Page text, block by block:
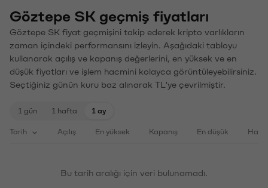
Göztepe SK geçmiş fiyatları
Göztepe SK fiyat geçmişini takip ederek kripto varlıkların
zaman içindeki performansını izleyin. Aşağıdaki tabloyu
kullanarak açılış ve kapanış değerlerini, en yüksek ve en
düşük fiyatları ve işlem hacmini kolayca görüntüleyebilirsiniz.
Seçtiğiniz günün kuru baz alınarak TL'ye çevrilmiştir.
1 gün 1 hafta 1 ay
Tarih Açılış En yüksek Kapanış En düşük
Bu tarih aralığı için veri bulunamadı.